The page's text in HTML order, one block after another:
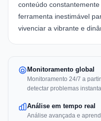
conteúdo
ferramenta inestimável
vivenciar a vibrante e
Monitoramento global
Monitoramento 24/7 a
detectar problemas
Análise em tempo real
Análise avançada e